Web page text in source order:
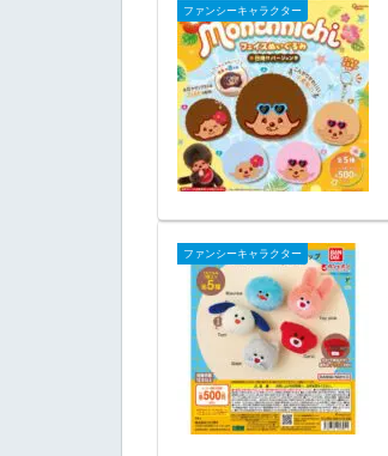
ファンシーキャラクター
ファンシーキャラクター